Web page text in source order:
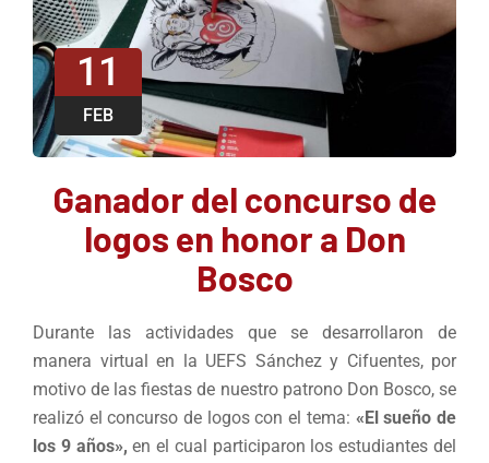
11
FEB
Ganador del concurso de
logos en honor a Don
Bosco
Durante las actividades que se desarrollaron de
manera virtual en la UEFS Sánchez y Cifuentes, por
motivo de las fiestas de nuestro patrono Don Bosco, se
realizó el concurso de logos con el tema: «El sueño de
los 9 años»,en el cual participaron los estudiantes del